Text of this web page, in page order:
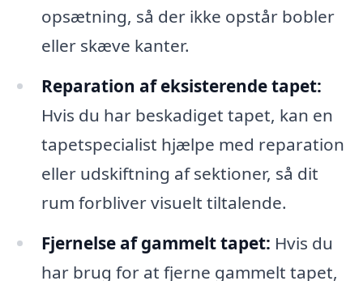
opsætning, så der ikke opstår bobler
eller skæve kanter.
Reparation af eksisterende tapet:
Hvis du har beskadiget tapet, kan en
tapetspecialist hjælpe med reparation
eller udskiftning af sektioner, så dit
rum forbliver visuelt tiltalende.
Fjernelse af gammelt tapet: Hvis du
har brug for at fjerne gammelt tapet,